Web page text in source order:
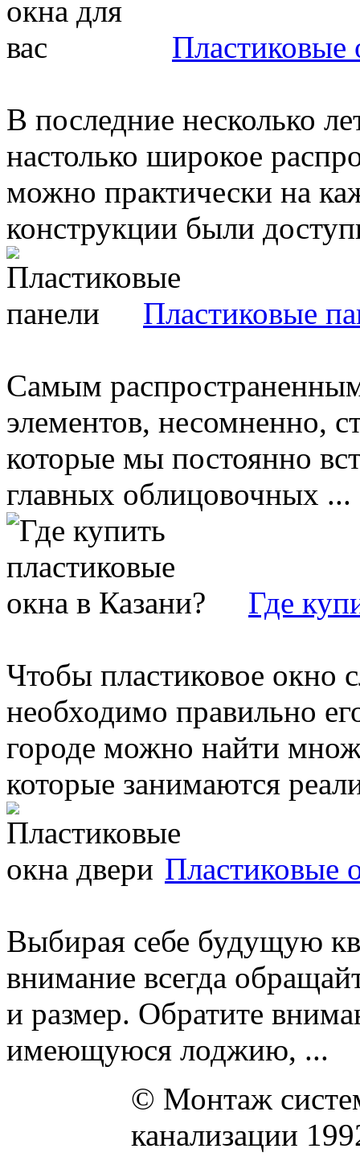
Пластиковые
В последние несколько
настолько широкое
можно практически на
конструкции были
Пластиковые
Самым
элементов, несомненно,
которые мы постоянно
главных облицовочных ...
Где
Чтобы пластиковое окно
необходимо правильно
городе можно найти
которые занимаются
Пластиковые
Выбирая себе будущую
внимание всегда
и размер. Обратите
имеющуюся лоджию, ...
© Монтаж
канализации